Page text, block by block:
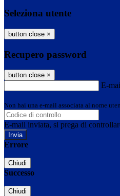
Seleziona utente
button close ×
Recupero password
button close ×
E-
Non hai una e-mail associata al nome
E-mail inviata, si prega di
Errore
Chiudi
Successo
Chiudi